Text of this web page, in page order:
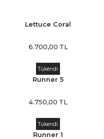
Lettuce Coral
6.700,00 TL
Tükendi
Runner 5
4.750,00 TL
Tükendi
Runner 1